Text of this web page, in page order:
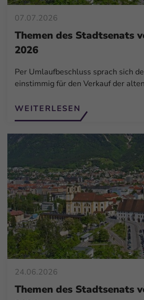
07.07.2026
Themen des Stadtsenats
2026
Per Umlaufbeschluss sprach sich
einstimmig für den Verkauf der
WEITERLESEN
24.06.2026
Themen des Stadtsenats